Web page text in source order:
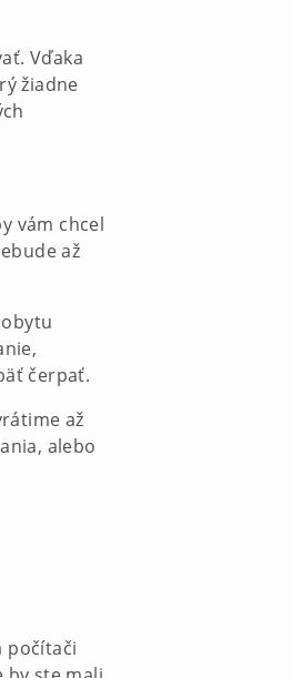
Vďaka
žiadne
vám chcel
až
čerpať.
až
alebo
počítači